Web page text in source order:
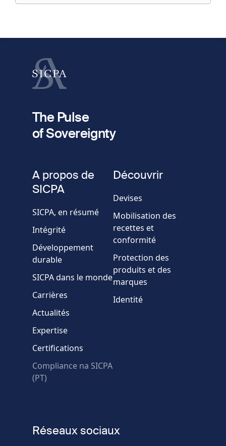
Nom
fieldset
téléphone
Société/Organisation
Pays
Message
Échec de la vérification.
Utilisez un autre
The Pulse
of Sovereignty
A propos de
SICPA
SICPA, en résumé
Intégrité
Développement
durable
SICPA dans le monde
Carrières
Actualités
Expertise
Certifications
Compliance na SICPA
(PT)
Découvrir
Devises
Mobilisation des
recettes et
conformité
Protection des
produits et des
marques
Identité
Réseaux sociaux